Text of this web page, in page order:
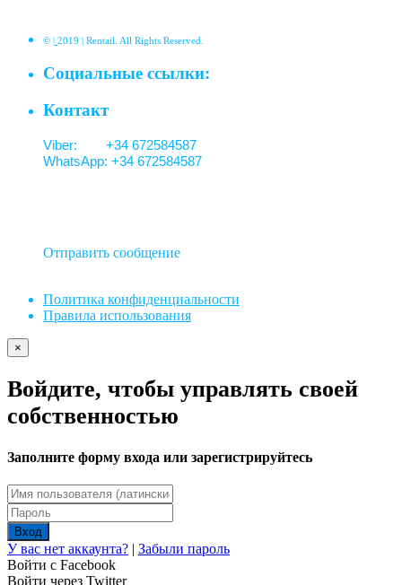
© 2019 | Rentail. All Rights Reserved.
Социальные ссылки:
Контакт
Viber: +34 672584587
WhatsApp: +34 672584587
Отправить сообщение
Политика конфиденциальности
Правила использования
×
Войдите, чтобы управлять своей
собственностью
Заполните форму входа или зарегистрируйтесь
Вход
У вас нет аккаунта? | Забыли пароль
Войти с Facebook
Войти через Twitter